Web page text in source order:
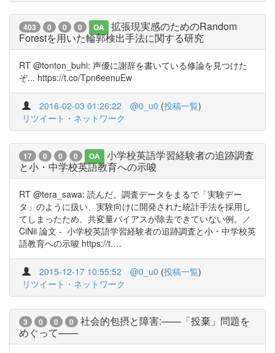
403 0 0 0 OA
拡張現実感のためのRandom
Forestを用いた輪郭検出手法に関する研究
RT @tonton_buhi: 声優に謝辞を書いている修論を見つけた
ぞ... https://t.co/Tpn6eenuEw
2016-02-03 01:26:22 @0_u0 (投稿一覧)
リツイート・ネットワーク
17 0 0 0 OA
小学校英語学習経験者の追跡調査
と小・中学校英語教育への示唆
RT @tera_sawa: 読んだ。調査データをまるで「実験デー
タ」のように扱い、実験向けに開発された統計手法を採用し
てしまったため、共変量バイアスが除去できていない例。／
CiNii 論文 - 小学校英語学習経験者の追跡調査と小・中学校英
語教育への示唆 https://t.…
2015-12-17 10:55:52 @0_u0 (投稿一覧)
リツイート・ネットワーク
3 0 0 0
社会的包摂と障害:——「投棄」問題を
めぐって——